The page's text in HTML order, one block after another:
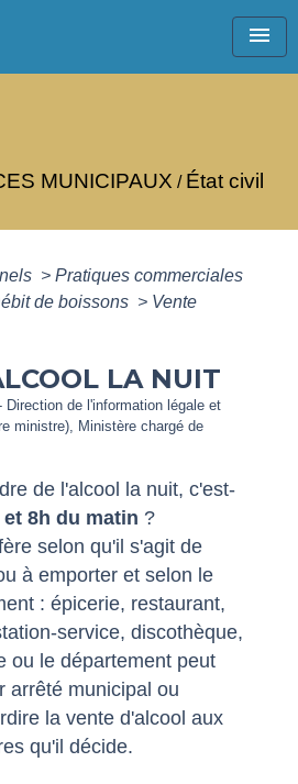
menu
MUNICIPAUX / État civil
> Pratiques commerciales
de boissons > Vente
LA NUIT
de l'information légale et
ministre), Ministère chargé de
de l'alcool la nuit, c'est-
8h du matin ?
selon qu'il s'agit de
à emporter et selon le
: épicerie, restaurant,
service, discothèque,
ou le département peut
arrêté municipal ou
la vente d'alcool aux
qu'il décide.